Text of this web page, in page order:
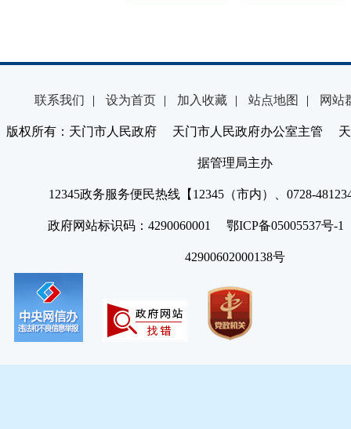
联系我们 | 设为首页 | 加入收藏 | 站点地图 | 网站
版权所有：天门市人民政府 天门市人民政府办公室主管 天
据管理局主办
12345政务服务便民热线【12345（市内）、0728-
政府网站标识码：4290060001 鄂ICP备05005537号
42900602000138号